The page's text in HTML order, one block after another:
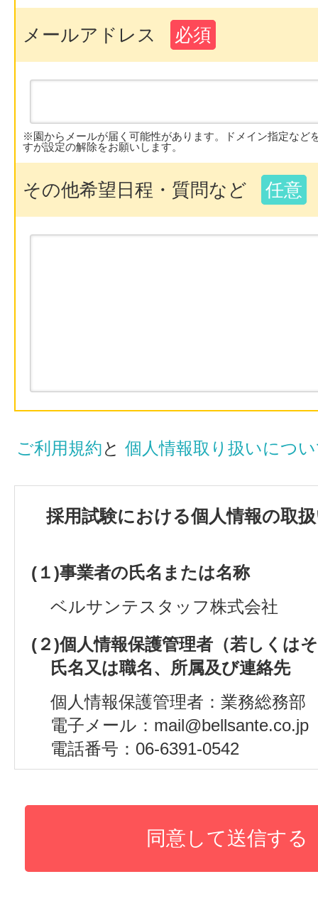
メールアドレス 必須
※園からメールが届く可能性があります。ドメイン指定など
すが設定の解除をお願いします。
その他希望日程・質問など 任意
ご利用規約と 個人情報取り扱いにつ
採用試験における個人情報の取
(１)事業者の氏名または名称
ベルサンテスタッフ株式会社
(２)個人情報保護管理者（若しくは
氏名又は職名、所属及び連絡先
個人情報保護管理者：業務総務
電子メール：mail@bellsante.co.jp
電話番号：06-6391-0542